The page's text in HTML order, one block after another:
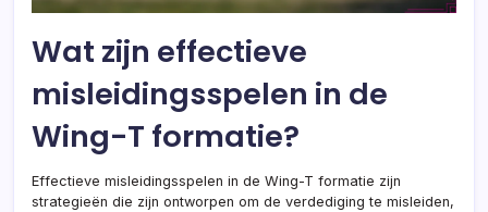
Wat zijn effectieve
misleidingsspelen in de
Wing-T formatie?
Effectieve misleidingsspelen in de Wing-T formatie zijn
strategieën die zijn ontworpen om de verdediging te misleiden,